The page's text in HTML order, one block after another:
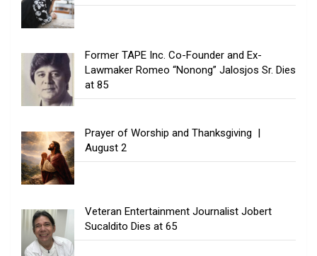
Former TAPE Inc. Co-Founder and Ex-
Lawmaker Romeo “Nonong” Jalosjos Sr. Dies
at 85
Prayer of Worship and Thanksgiving |
August 2
Veteran Entertainment Journalist Jobert
Sucaldito Dies at 65